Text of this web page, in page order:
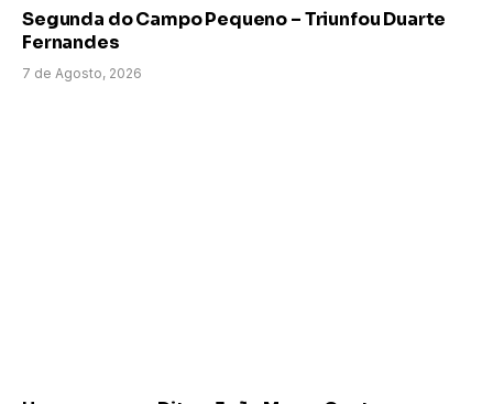
Segunda do Campo Pequeno – Triunfou Duarte
Fernandes
7 de Agosto, 2026